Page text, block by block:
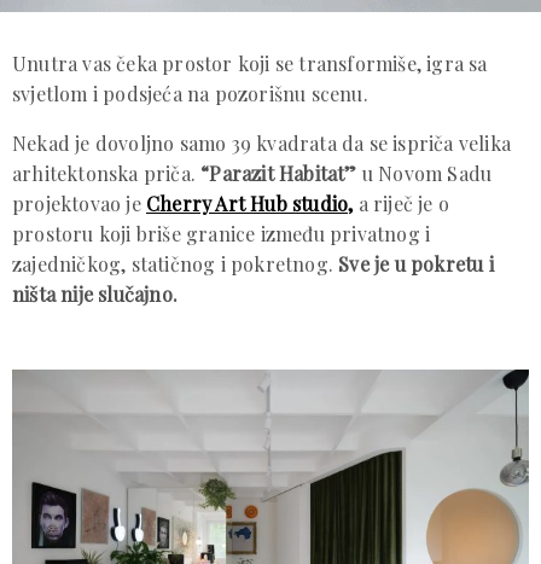
Unutra vas čeka prostor koji se transformiše, igra sa
svjetlom i podsjeća na pozorišnu scenu.
Nekad je dovoljno samo 39 kvadrata da se ispriča velika
arhitektonska priča. “Parazit Habitat” u Novom Sadu
projektovao je Cherry Art Hub studio,a riječ je o
prostoru koji briše granice između privatnog i
zajedničkog, statičnog i pokretnog. Sve je u pokretu i
ništa nije slučajno.